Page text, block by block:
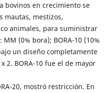
bovinos en crecimiento se
mautas, mestizos,
animales, para suministrar
(0% bora); BORA-10 (10%
un diseño completamente
2. BORA-10 fue el de mayor
20, mostró restricción. En